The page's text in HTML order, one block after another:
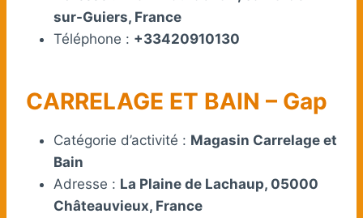
sur-Guiers, France
Téléphone : +33420910130
CARRELAGE ET BAIN – Gap
Catégorie d’activité : Magasin Carrelage et
Bain
Adresse : La Plaine de Lachaup, 05000
Châteauvieux, France